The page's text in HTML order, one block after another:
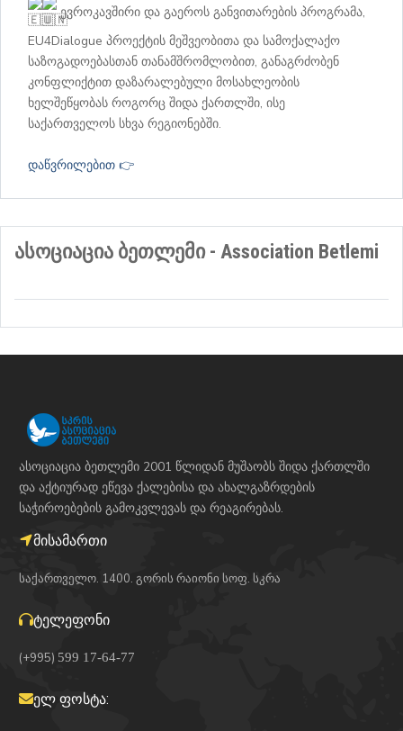
ევროკავშირი და გაეროს განვითარების პროგრამა,
EU4Dialogue პროექტის მეშვეობითა და სამოქალაქო
საზოგადოებასთან თანამშრომლობით, განაგრძობენ
კონფლიქტით დაზარალებული მოსახლეობის
ხელშეწყობას როგორც შიდა ქართლში, ისე
საქართველოს სხვა რეგიონებში.
დაწვრილებით 👉
ასოციაცია ბეთლემი - Association Betlemi
ასოციაცია ბეთლემი 2001 წლიდან მუშაობს შიდა ქართლში
და აქტიურად ეწევა ქალებისა და ახალგაზრდების
საჭიროებების გამოკვლევას და რეაგირებას.
მისამართი
საქართველო. 1400. გორის რაიონი სოფ. სკრა
ტელეფონი
(+995) 599 17-64-77
ელ ფოსტა: